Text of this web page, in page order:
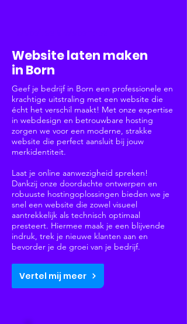
Website laten maken
in Born
Geef je bedrijf in Born een professionele en
krachtige uitstraling met een website die
écht het verschil maakt! Met onze expertise
in webdesign en betrouwbare hosting
zorgen we voor een moderne, strakke
website die perfect aansluit bij jouw
merkidentiteit.
Laat je online aanwezigheid spreken!
Dankzij onze doordachte ontwerpen en
robuuste hostingoplossingen bieden we je
snel een website die zowel visueel
aantrekkelijk als technisch optimaal
presteert. Hiermee maak je een blijvende
indruk, trek je nieuwe klanten aan en
bevorder je de groei van je bedrijf.
Vertel mij meer